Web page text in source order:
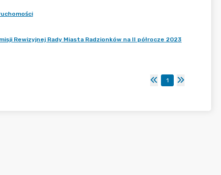
Rewizyjnej Rady Miasta Radzionków na II półrocze 2023
1